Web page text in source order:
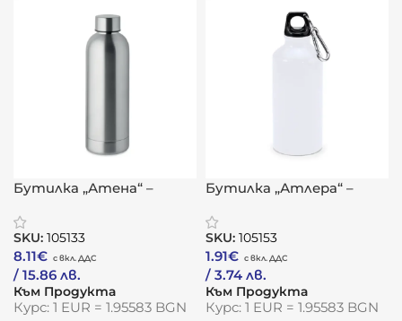
Бутилка „Атена“ –
рециклирана същност
SKU: 105133
8.11€
/ 15.86 лв.
Към Продукта
Курс: 1 EUR = 1.95583 BGN
Бутилка „Атлера“ –
издръжливост с
приключенски дух
SKU: 105153
1.91€
/ 3.74 лв.
Към Продукта
Курс: 1 EUR = 1.95583 BGN